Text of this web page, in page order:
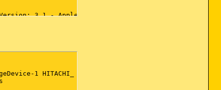
(Version: 3.1 - Apple Inc.)
2.1.3.127 - Apple Inc.)
Audible, Inc.)
Avira Operations GmbH & Co. KG)
Inc.)
1.0.1.1500 - Broadcom Corporation)